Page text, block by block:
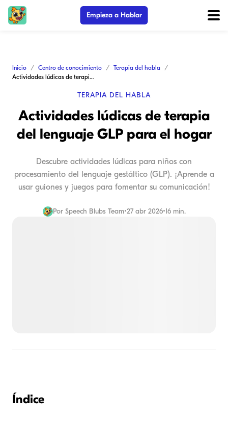
Empieza a Hablar
Inicio Centro de conocimiento
Terapia del habla
Actividades lúdicas de terapia del lenguaje GLP para el hogar
TERAPIA DEL HABLA
Actividades lúdicas de terapia
del lenguaje GLP para el hogar
Descubre actividades lúdicas para niños con
procesamiento del lenguaje gestáltico (GLP). ¡Aprende a
usar guiones y juegos para fomentar su comunicación!
Por Speech Blubs Team•27 abr 2026•16 min.
Índice